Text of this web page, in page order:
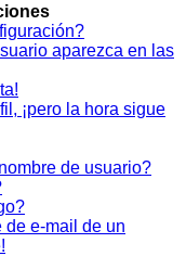
aparezca en las
¡pero la hora sigue
de usuario?
e-mail de un